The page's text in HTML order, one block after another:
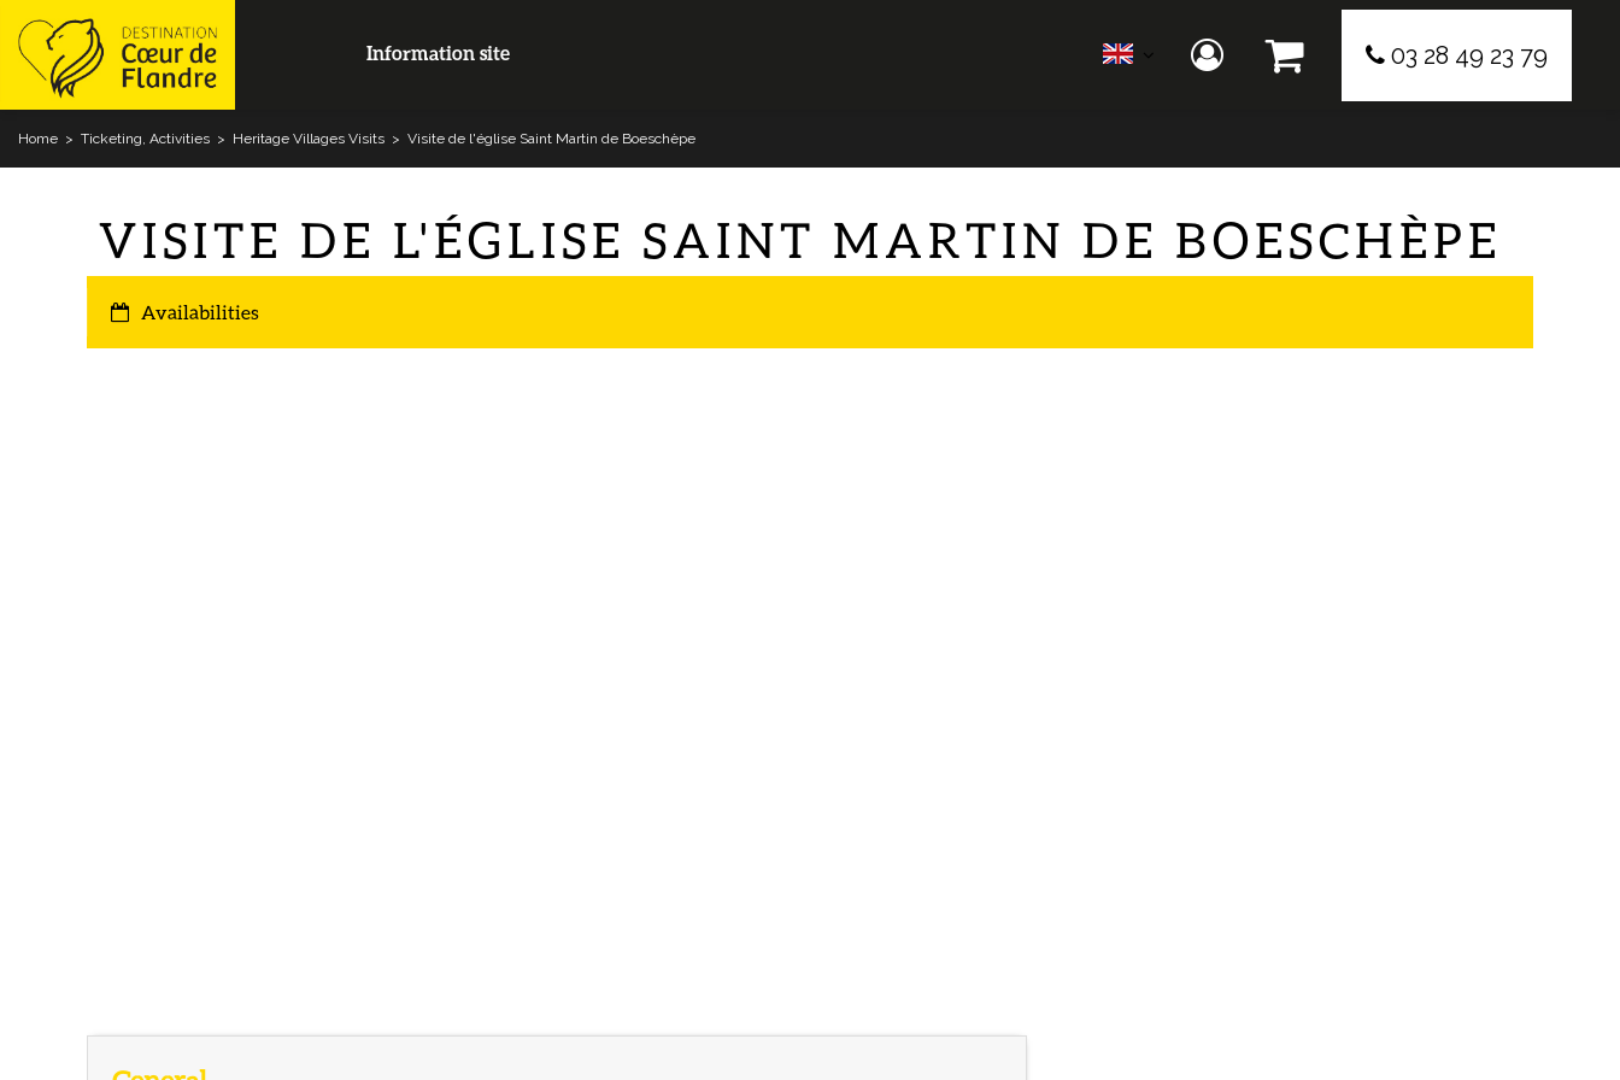
Information site 03 28 49 23 79
Home > Ticketing, Activities > Heritage Villages Visits > Visite de l'église Saint Martin de Boeschèpe
VISITE DE L'ÉGLISE SAINT MARTIN DE BOESCHÈPE
Availabilities